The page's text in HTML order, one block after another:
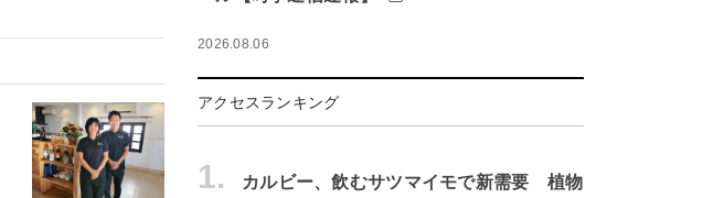
2026.08.06
アクセスランキング
1.
カルビー、飲むサツマイモで新需要 植物